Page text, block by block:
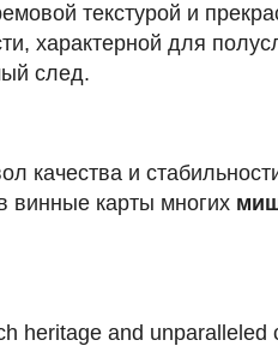
текстурой и
характерной для
след.
качества и
винные карты многих
heritage and